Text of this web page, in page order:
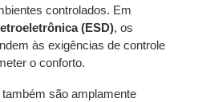
controlados. Em
(ESD), os
às exigências de controle
o conforto.
são amplamente